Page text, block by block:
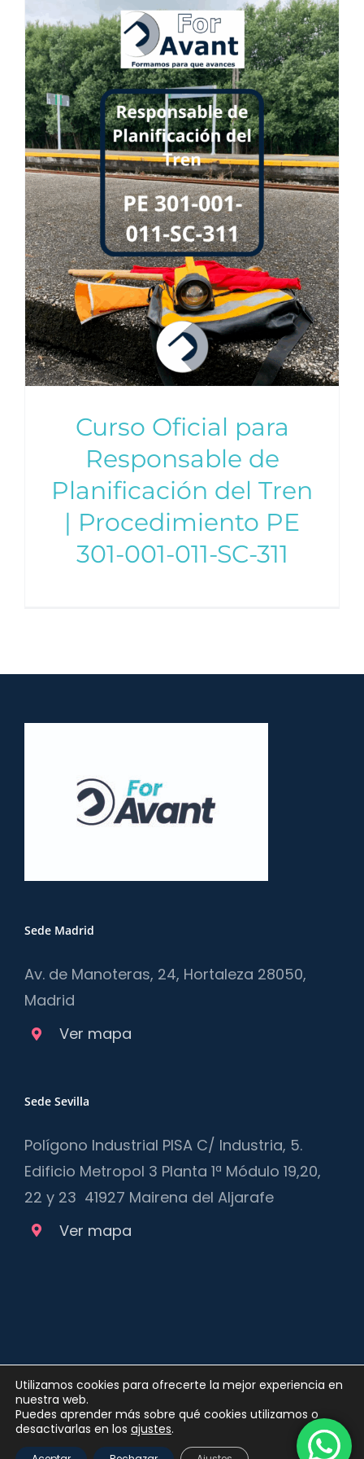
Selección de personal
Trabaja con nosotros
Contacto
Noticias
Curso Oficial para
Responsable de
Planificación del Tren
| Procedimiento PE
301-001-011-SC-311
Sede Madrid
Av. de Manoteras, 24, Hortaleza 28050,
Madrid
Ver mapa
Sede Sevilla
Polígono Industrial PISA C/ Industria, 5.
Edificio Metropol 3 Planta 1ª Módulo 19,20,
22 y 23 41927 Mairena del Aljarafe
Ver mapa
Copyright 2012 - 2025 |Política de privacidadyPolítica de
Cookies| Queda prohibida la reproducción, distribución,
comunicación pública y utilización, total o parcial, de los
Utilizamos cookies para ofrecerte la mejor experiencia en
nuestra web.
Puedes aprender más sobre qué cookies utilizamos o
desactivarlas en los ajustes.